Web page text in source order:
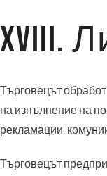
XVIII.
Търговецът
на изпълнение на
рекламации,
Търговецът